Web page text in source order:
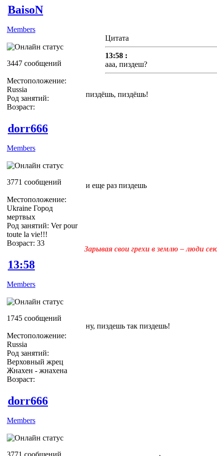
BaisoN
Members
3447 сообщений
Местоположение:
Russia
Род занятий:
Возраст:
Цитата
13:58 :
ааа, пиздеш?
пиздёшь, пиздёшь!
dorr666
Members
3771 сообщений
Местоположение:
Ukraine Город
мертвых
Род занятий: Ver pour
toute la vie!!!
Возраст: 33
и еще раз пиздешь
Зарывая свои грехи в землю – люди
13:58
Members
1745 сообщений
Местоположение:
Russia
Род занятий:
Верховный жрец
Жнахен - жнахена
Возраст:
ну, пиздешь так пиздешь!
dorr666
Members
3771 сообщений